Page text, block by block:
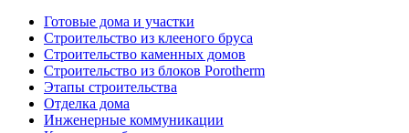
Готовые дома и участки
Строительство из клееного бруса
Строительство каменных домов
Строительство из блоков Porotherm
Этапы строительства
Отделка дома
Инженерные коммуникации